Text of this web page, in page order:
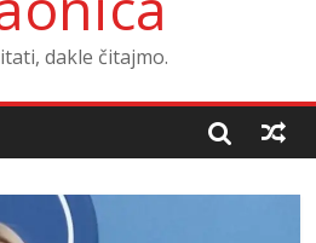
dakle čitajmo.